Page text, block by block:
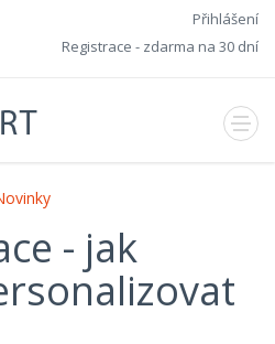
Přihlášení
Registrace - zdarma na 30 dní
- jak